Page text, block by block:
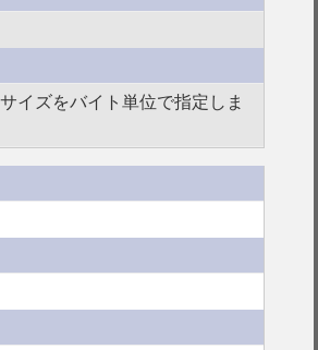
イズをバイト単位で指定しま